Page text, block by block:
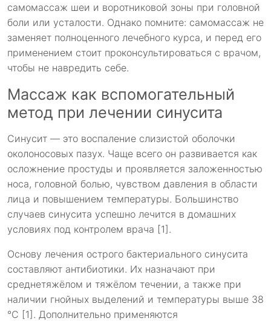
самомассаж шеи и воротниковой зоны при головной
боли или усталости. Однако помните: самомассаж не
заменяет полноценного лечебного курса, и перед его
применением стоит проконсультироваться с врачом,
чтобы не навредить себе.
Массаж как вспомогательный
метод при лечении синусита
Синусит — это воспаление слизистой оболочки
околоносовых пазух. Чаще всего он развивается как
осложнение простуды и проявляется заложенностью
носа, головной болью, чувством давления в области
лица и повышением температуры. Большинство
случаев синусита успешно лечится в домашних
условиях под контролем врача [1].
Основу лечения острого бактериального синусита
составляют антибиотики. Их назначают при
среднетяжёлом и тяжёлом течении, а также при
наличии гнойных выделений и температуры выше 38
°C [1]. Дополнительно применяются